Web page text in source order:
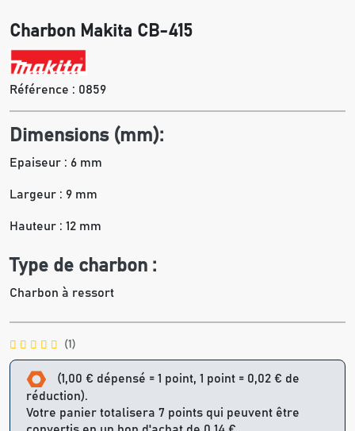
Charbon Makita CB-415
Référence : 0859
Dimensions (mm):
Epaiseur : 6 mm
Largeur : 9 mm
Hauteur : 12 mm
Type de charbon :
Charbon à ressort
(1)
(1,00 € dépensé = 1 point, 1 point = 0,02 € de
réduction).
Votre panier totalisera 7 points qui peuvent être